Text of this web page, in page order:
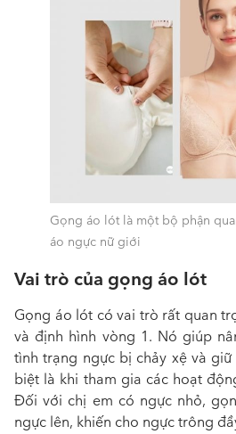
Gọng áo lót là một bộ phận
áo ngực nữ giới
Vai trò của gọng áo lót
Gọng áo lót có vai trò rất quan
và định hình vòng 1. Nó giúp
tình trạng ngực bị chảy xệ và
biệt là khi tham gia các hoạt
Đối với chị em có ngực nhỏ,
ngực lên, khiến cho ngực trông